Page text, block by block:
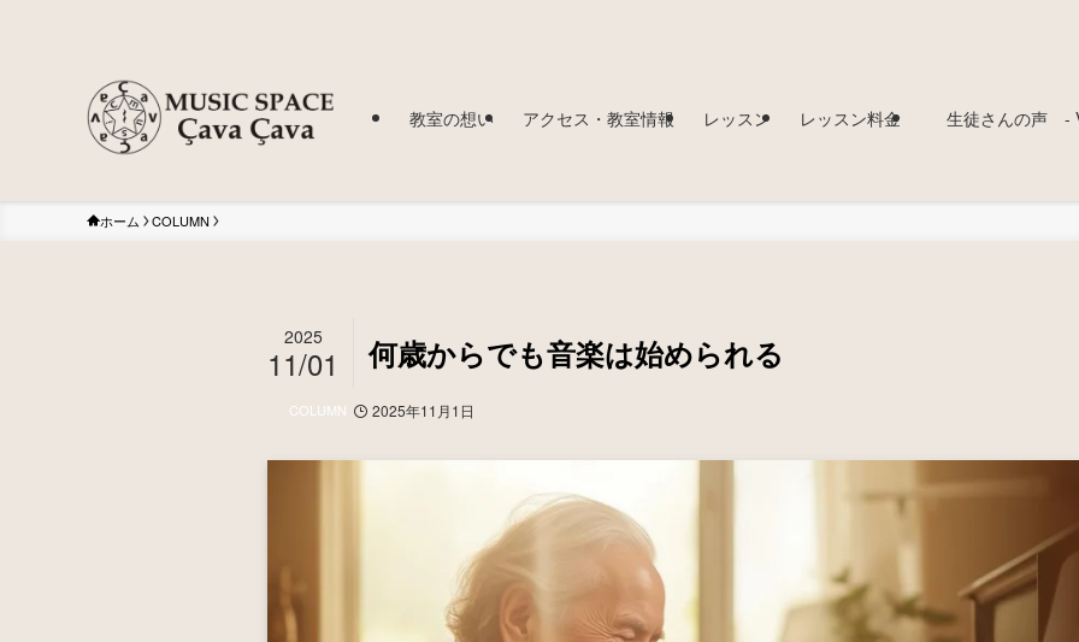
教室の想い アクセス・教室情報 レッスン レッスン料金 生徒さんの声 -
ホーム COLUMN
何歳からでも音楽は始められる
2025
11/01
COLUMN 2025年11月1日